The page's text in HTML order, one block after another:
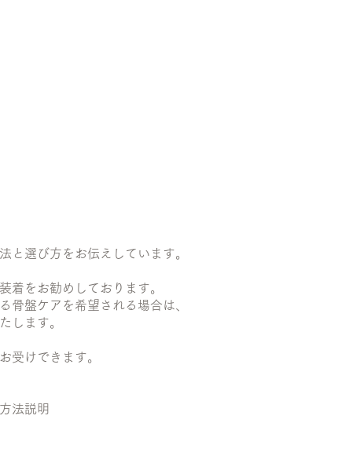
と選び方をお伝えしています。
着をお勧めしております。
骨盤ケアを希望される場合は、
します。
けできます。
説明